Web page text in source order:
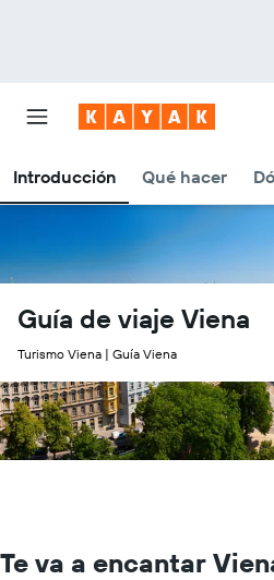
Introducción Qué hacer
Guía de viaje Viena
Turismo Viena | Guía Viena
Te va a encantar